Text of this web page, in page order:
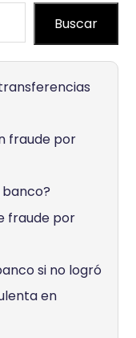
Buscar
fraude por
fraude por
si no logró
en